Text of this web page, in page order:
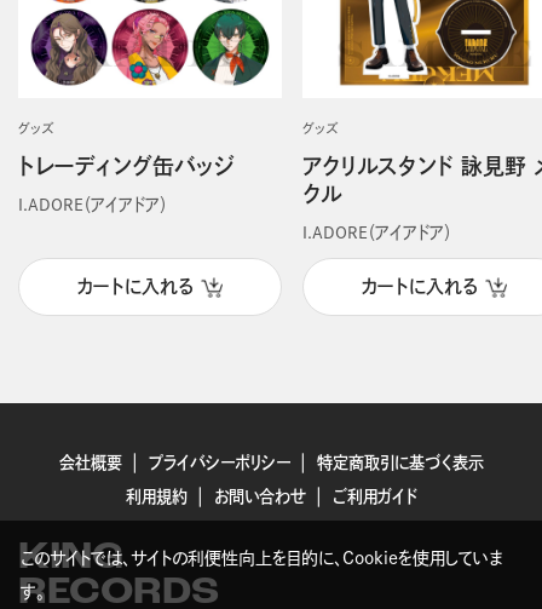
グッズ
トレーディング缶バッジ
I.ADORE（アイアドア）
カートに入れる
グッズ
アクリルスタンド 詠見野
クル
I.ADORE（アイアドア）
カートに入れる
会社概要 プライバシーポリシー
特定商取引に基づく表示
利用規約
お問い合わせ ご利用ガイド
KING
RECORDS
このサイトでは、サイトの利便性向上を目的に、Cookieを使用していま
す。